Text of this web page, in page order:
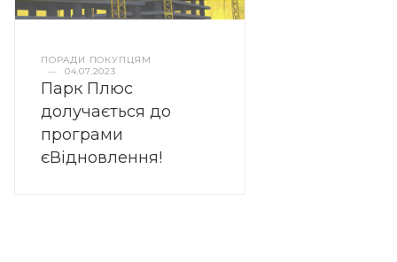
ПОРАДИ ПОКУПЦЯМ
—
04.07.2023
Парк Плюс
долучається до
програми
єВідновлення!